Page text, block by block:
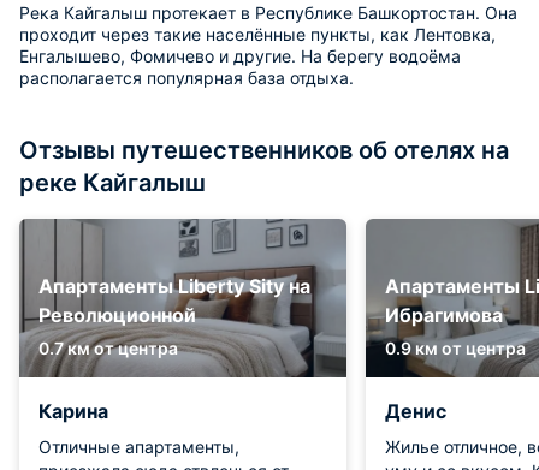
Река Кайгалыш протекает в Республике Башкортостан. Она
проходит через такие населённые пункты, как Лентовка,
Енгалышево, Фомичево и другие. На берегу водоёма
располагается популярная база отдыха.
Отзывы путешественников об отелях на
реке Кайгалыш
Апартаменты Liberty Sity на
Революционной
0.7 км от центра
Карина
Отличные апартаменты,
Апартаменты
Ибрагимова
0.9 км от центра
Денис
Жилье отличное,